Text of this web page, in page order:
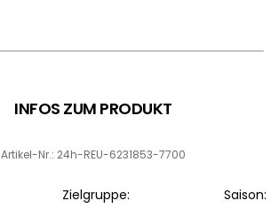
INFOS ZUM PRODUKT
Artikel-Nr.: 24h-REU-6231853-7700
Zielgruppe: Saison: